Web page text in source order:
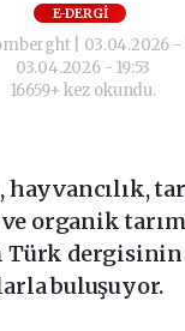
E-DERGI
| 03.04.2026 -
03.04.2026 - 19:53
16659+ kez okundu.
organik
Türk
buluşuyor.